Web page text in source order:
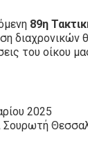
89η
του οίκου
2025
Σουρωτή